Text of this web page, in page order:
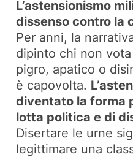
L’astensionismo
dissenso contro la
Per anni, la
dipinto chi non
pigro, apatico o
è capovolta.
diventato la forma
lotta politica e di
Disertare le urne
legittimare una